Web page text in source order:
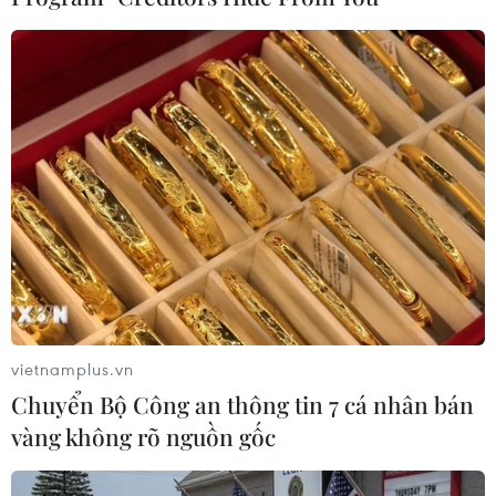
hóa, biến đổi khí hậu và gần đây nhất là đại
dịch COVID-19.
Theo thống kê Việt Nam hiện có khoảng 4 triệu
trẻ em thiếu điều kiện tiếp cận ít nhất hai dịch
vụ xã hội cơ bản bao gồm giáo dục, y tế, dinh
dưỡng, nhà ở, nước sạch và vệ sinh, thông tin,
hội nhập xã hội và môi trường sống an toàn. Có
160.422 trẻ em khuyết tật dưới 17 tuổi thuộc các
thể khuyết tật vận động, nghe, nói ,nhìn, trí
tuệ… cần sự trợ giúp từ xã hội; hơn một nửa trẻ
em dân tộc thiểu số ở Việt Nam là trẻ em nghèo
đa chiều.
Mỗi đóng góp dù nhỏ bé đều góp phần bù đắp
những thiếu thốn, thiệt thòi, giúp chắp cánh ước
mơ cho trẻ em nghèo, khuyết tật, mồ côi. Ban tổ
vietnamplus.vn
Chuyển Bộ Công an thông tin 7 cá nhân bán
vàng không rõ nguồn gốc